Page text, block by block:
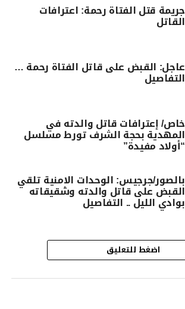
جريمة قتل الفتاة رحمة: اعترافات
القاتل
عاجل: القبض على قاتل الفتاة رحمة …
التفاصيل
خاص/ إعترافات قاتل والدته في
المهدية بحجة الشرف تورط مسلسل
“أولاد مفيدة”
بالصور/جرجيس: الوحدات الامنية تلقي
القبض على قاتل والدته وشقيقاته
بوادي الليل .. التفاصيل
اضغط للتعليق